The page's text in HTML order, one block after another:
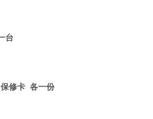
台
修卡 各一份